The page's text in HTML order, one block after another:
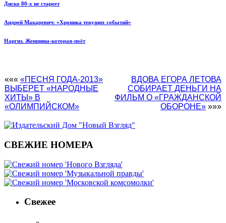
Диско 80-х не стареет
Андрей Макаревич: «Хроника текущих событий»
Наргиз. Женщина-которая-поёт
««« «ПЕСНЯ ГОДА-2013»
ВЫБЕРЕТ «НАРОДНЫЕ
ХИТЫ» В
«ОЛИМПИЙСКОМ»
ВДОВА ЕГОРА ЛЕТОВА
СОБИРАЕТ ДЕНЬГИ НА
ФИЛЬМ О «ГРАЖДАНСКОЙ
ОБОРОНЕ» »»»
СВЕЖИЕ НОМЕРА
Свежее